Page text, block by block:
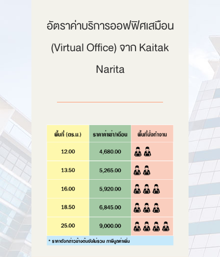
อัตราค่าบริการออฟฟิศเสมือน
(Virtual Office) จาก Kaitak
Narita